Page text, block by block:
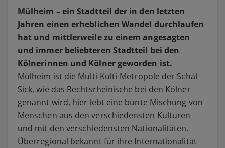
Mülheim – ein Stadtteil der in den letzten
Jahren einen erheblichen Wandel durchlaufen
hat und mittlerweile zu einem angesagten
und immer beliebteren Stadtteil bei den
Kölnerinnen und Kölner geworden ist.
Mülheim ist die Multi-Kulti-Metropole der Schäl
Sick, wie das Rechtsrheinische bei den Kölner
genannt wird, hier lebt eine bunte Mischung von
Menschen aus den verschiedensten Kulturen
und mit den verschiedensten Nationalitäten.
Überregional bekannt für ihre Internationalität